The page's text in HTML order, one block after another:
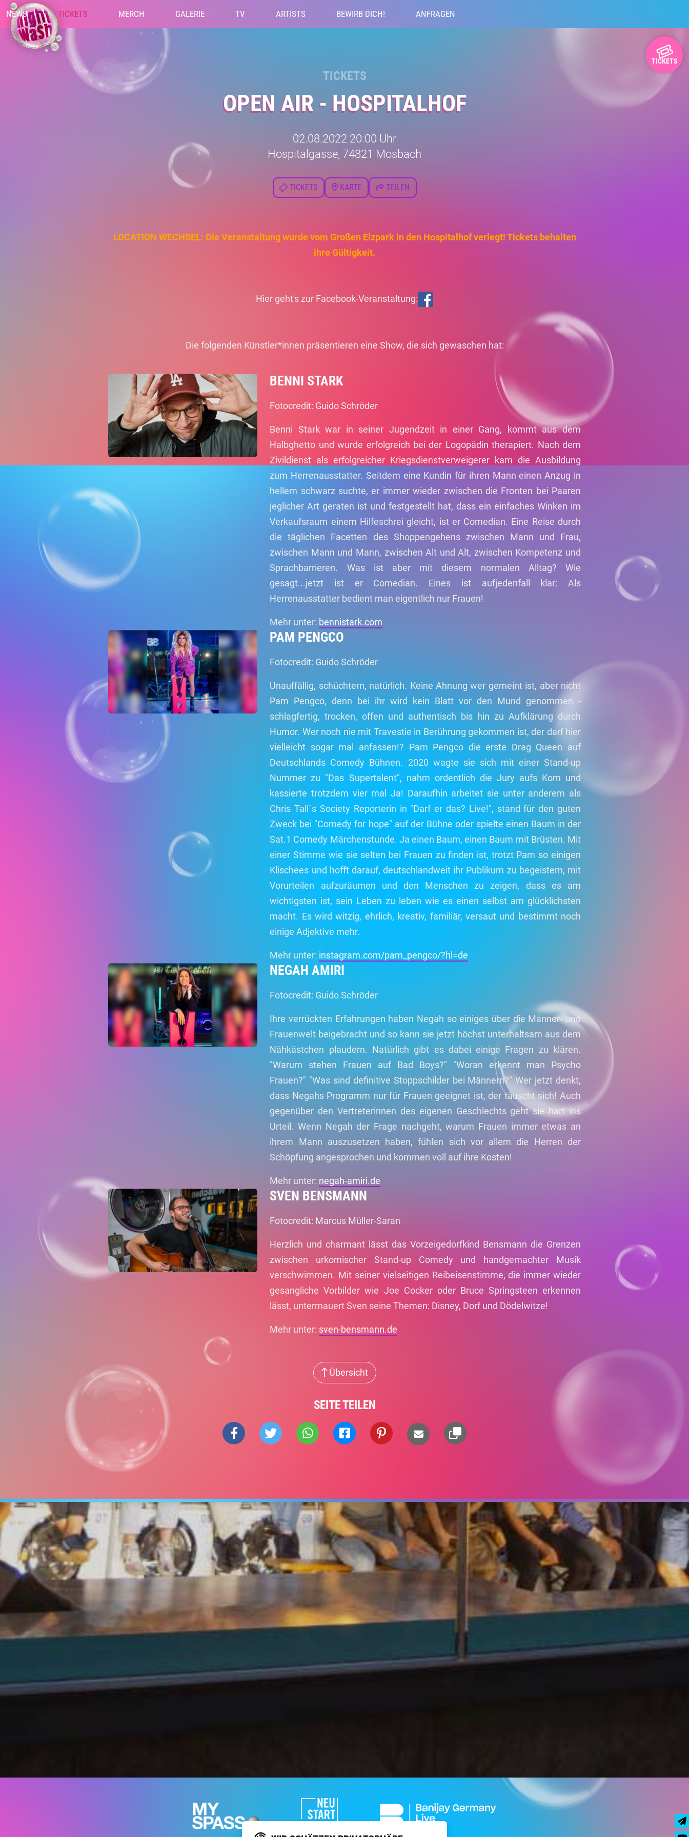
NEWS TICKETS MERCH GALERIE TV ARTISTS BEWIRB DICH! ANFRAGEN
TICKETS
TICKETS
OPEN AIR - HOSPITALHOF
02.08.2022 20:00 Uhr
Hospitalgasse, 74821 Mosbach
TICKETS KARTE TEILEN
LOCATION WECHSEL: Die Veranstaltung wurde vom Großen Elzpark in den Hospitalhof verlegt! Tickets behalten
ihre Gültigkeit.
Hier geht's zur Facebook-Veranstaltung:
Die folgenden Künstler*innen präsentieren eine Show, die sich gewaschen hat:
BENNI STARK
Fotocredit: Guido Schröder
Benni Stark war in seiner Jugendzeit in einer Gang, kommt aus dem
Halbghetto und wurde erfolgreich bei der Logopädin therapiert. Nach dem
Zivildienst als erfolgreicher Kriegsdienstverweigerer kam die Ausbildung
zum Herrenausstatter. Seitdem eine Kundin für ihren Mann einen Anzug in
hellem schwarz suchte, er immer wieder zwischen die Fronten bei Paaren
jeglicher Art geraten ist und festgestellt hat, dass ein einfaches Winken im
Verkaufsraum einem Hilfeschrei gleicht, ist er Comedian. Eine Reise durch
die täglichen Facetten des Shoppengehens zwischen Mann und Frau,
zwischen Mann und Mann, zwischen Alt und Alt, zwischen Kompetenz und
Sprachbarrieren. Was ist aber mit diesem normalen Alltag? Wie
gesagt...jetzt ist er Comedian. Eines ist aufjedenfall klar: Als
Herrenausstatter bedient man eigentlich nur Frauen!
Mehr unter: bennistark.com
PAM PENGCO
Fotocredit: Guido Schröder
Unauffällig, schüchtern, natürlich. Keine Ahnung wer gemeint ist, aber nicht
Pam Pengco, denn bei ihr wird kein Blatt vor den Mund genommen -
schlagfertig, trocken, offen und authentisch bis hin zu Aufklärung durch
Humor. Wer noch nie mit Travestie in Berührung gekommen ist, der darf hier
vielleicht sogar mal anfassen!? Pam Pengco die erste Drag Queen auf
Deutschlands Comedy Bühnen. 2020 wagte sie sich mit einer Stand-up
Nummer zu "Das Supertalent", nahm ordentlich die Jury aufs Korn und
kassierte trotzdem vier mal Ja! Daraufhin arbeitet sie unter anderem als
Chris Tall`s Society Reporterin in "Darf er das? Live!", stand für den guten
Zweck bei "Comedy for hope" auf der Bühne oder spielte einen Baum in der
Sat.1 Comedy Märchenstunde. Ja einen Baum, einen Baum mit Brüsten. Mit
einer Stimme wie sie selten bei Frauen zu finden ist, trotzt Pam so einigen
Klischees und hofft darauf, deutschlandweit ihr Publikum zu begeistern, mit
Vorurteilen aufzuräumen und den Menschen zu zeigen, dass es am
wichtigsten ist, sein Leben zu leben wie es einen selbst am glücklichsten
macht. Es wird witzig, ehrlich, kreativ, familiär, versaut und bestimmt noch
einige Adjektive mehr.
Mehr unter: instagram.com/pam_pengco/?hl=de
NEGAH AMIRI
Fotocredit: Guido Schröder
Ihre verrückten Erfahrungen haben Negah so einiges über die Männer- und
Frauenwelt beigebracht und so kann sie jetzt höchst unterhaltsam aus dem
Nähkästchen plaudern. Natürlich gibt es dabei einige Fragen zu klären.
"Warum stehen Frauen auf Bad Boys?" "Woran erkennt man Psycho
Frauen?" "Was sind definitive Stoppschilder bei Männern?" Wer jetzt denkt,
dass Negahs Programm nur für Frauen geeignet ist, der täuscht sich! Auch
gegenüber den Vertreterinnen des eigenen Geschlechts geht sie hart ins
Urteil. Wenn Negah der Frage nachgeht, warum Frauen immer etwas an
ihrem Mann auszusetzen haben, fühlen sich vor allem die Herren der
Schöpfung angesprochen und kommen voll auf ihre Kosten!
Mehr unter: negah-amiri.de
SVEN BENSMANN
Fotocredit: Marcus Müller-Saran
Herzlich und charmant lässt das Vorzeigedorfkind Bensmann die Grenzen
zwischen urkomischer Stand-up Comedy und handgemachter Musik
verschwimmen. Mit seiner vielseitigen Reibeisenstimme, die immer wieder
gesangliche Vorbilder wie Joe Cocker oder Bruce Springsteen erkennen
lässt, untermauert Sven seine Themen: Disney, Dorf und Dödelwitze!
Mehr unter: sven-bensmann.de
Übersicht
SEITE TEILEN